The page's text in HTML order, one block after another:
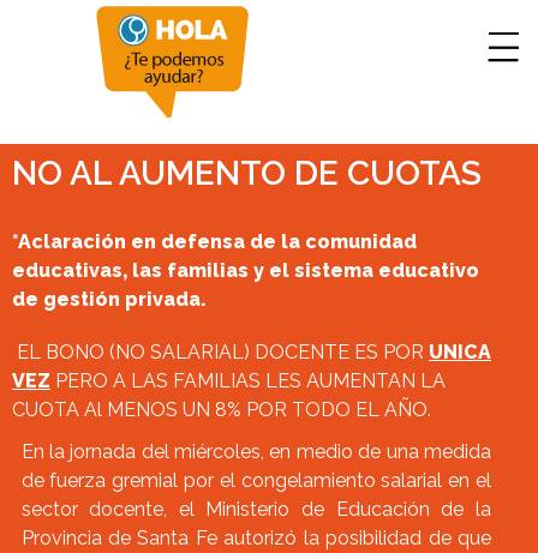
NO AL AUMENTO DE CUOTAS
*Aclaración en defensa de la comunidad
educativas, las familias y el sistema educativo
de gestión privada.
EL BONO (NO SALARIAL) DOCENTE ES POR UNICA
VEZ PERO A LAS FAMILIAS LES AUMENTAN LA
CUOTA Al MENOS UN 8% POR TODO EL AÑO.
En la jornada del miércoles, en medio de una medida
de fuerza gremial por el congelamiento salarial en el
sector docente, el Ministerio de Educación de la
Provincia de Santa Fe autorizó la posibilidad de que